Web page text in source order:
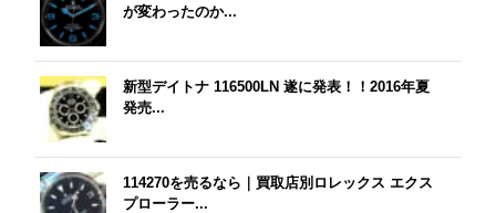
が変わったのか...
新型デイトナ 116500LN 遂に発表！！2016年夏
発売...
114270を売るなら｜買取店別ロレックス エクス
プローラー...